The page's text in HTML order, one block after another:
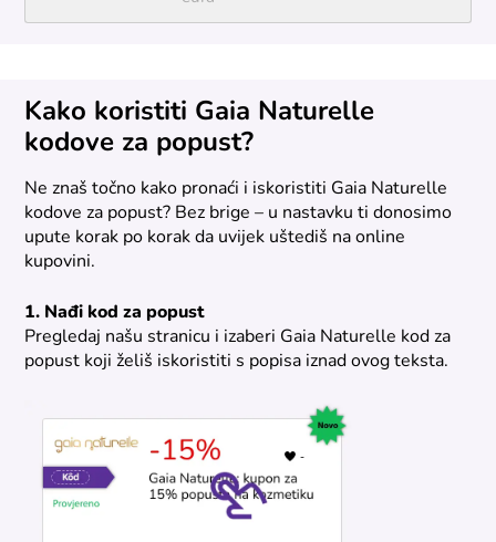
Kako koristiti Gaia Naturelle
kodove za popust?
Ne znaš točno kako pronaći i iskoristiti Gaia Naturelle
kodove za popust? Bez brige – u nastavku ti donosimo
upute korak po korak da uvijek uštediš na online
kupovini.
1. Nađi kod za popust
Pregledaj našu stranicu i izaberi Gaia Naturelle kod za
popust koji želiš iskoristiti s popisa iznad ovog teksta.